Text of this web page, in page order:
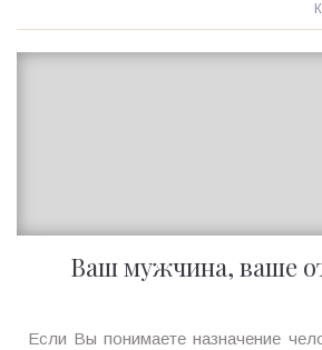
Ваш мужчина, ваше
Ирина
Если Вы понимаете назначение